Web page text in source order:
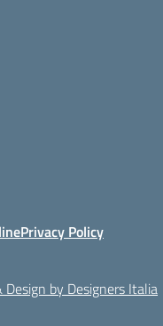
Privacy Policy
Design by Designers Italia